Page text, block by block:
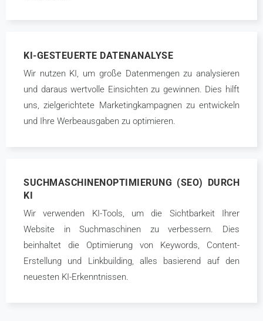
KI-GESTEUERTE DATENANALYSE
Wir nutzen KI, um große Datenmengen zu analysieren
und daraus wertvolle Einsichten zu gewinnen. Dies hilft
uns, zielgerichtete Marketingkampagnen zu entwickeln
und Ihre Werbeausgaben zu optimieren.
SUCHMASCHINENOPTIMIERUNG (SEO) DURCH
KI
Wir verwenden KI-Tools, um die Sichtbarkeit Ihrer
Website in Suchmaschinen zu verbessern. Dies
beinhaltet die Optimierung von Keywords, Content-
Erstellung und Linkbuilding, alles basierend auf den
neuesten KI-Erkenntnissen.